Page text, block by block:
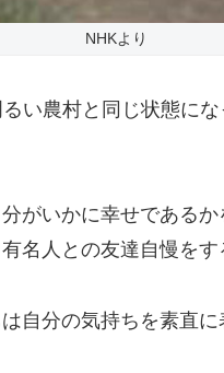
NHKより
い農村と同じ状態に
がいかに幸せである
名人との友達自慢をす
自分の気持ちを素直に